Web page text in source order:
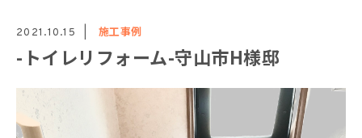
2021.10.15 施工事例
-トイレリフォーム-守山市H様邸